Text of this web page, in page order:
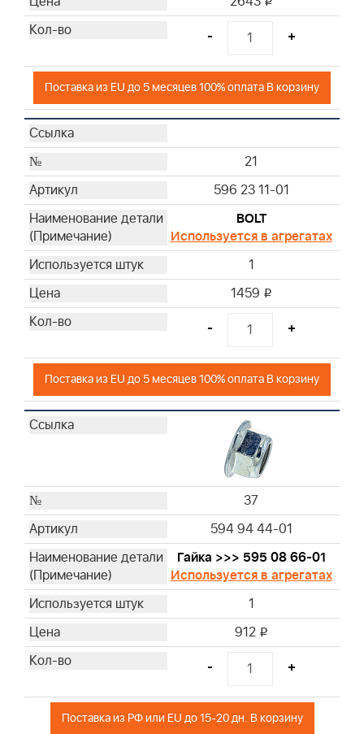
- +
Поставка из EU до 5 месяцев 100% оплата В корзину
21
596 23 11-01
BOLT
Используется в агрегатах
1
1459 i
- +
Поставка из EU до 5 месяцев 100% оплата В корзину
37
594 94 44-01
Гайка >>> 595 08 66-01
Используется в агрегатах
1
912 i
- +
Поставка из РФ или EU до 15-20 дн. В корзину